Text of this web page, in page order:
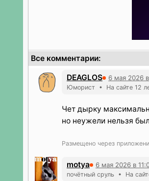
Все комментарии:
DEAGLOS 6 мая 2026
Юморист • На сайте 12
Чет дырку
но неужели нельзя
Размещено через
motya 6 мая 2026 в
почётный сруль • На